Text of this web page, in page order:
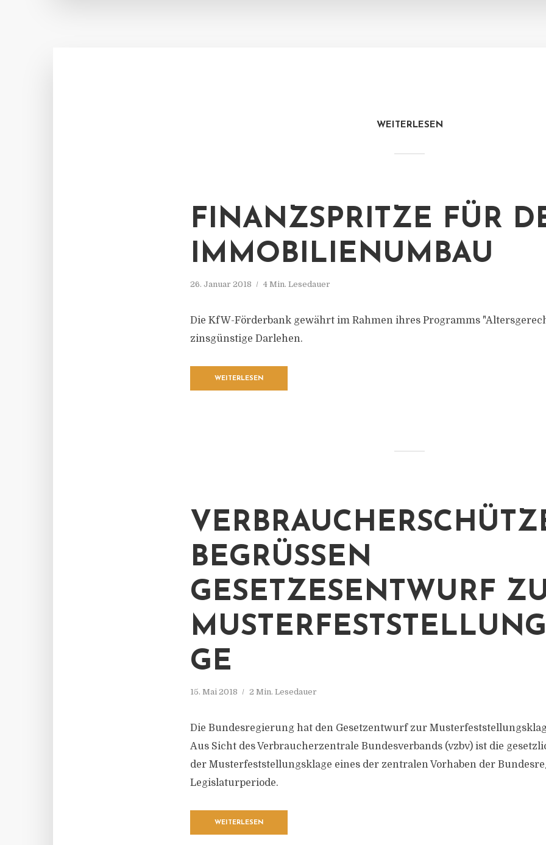
WEITERLESEN
FINANZSPRITZE FÜR
IMMOBILIENUMBAU
26. Januar 2018 4 Min. Lesedauer
Die KfW-Förderbank gewährt im Rahmen ihres Programms
zinsgünstige Darlehen.
WEITERLESEN
BEGRÜSSEN G
ESETZESENTWURF ZUR
E
15. Mai 2018 2 Min. Lesedauer
Die Bundesregierung hat den Gesetzentwurf zur
Aus Sicht des Verbraucherzentrale Bundesverbands (vzbv) ist die
der Musterfeststellungsklage eines der zentralen Vorhaben der
Legislaturperiode.
WEITERLESEN